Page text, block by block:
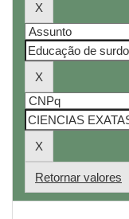
Retornar valores